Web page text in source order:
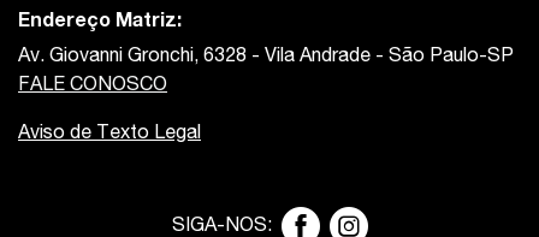
Endereço Matriz:
Av. Giovanni Gronchi, 6328 - Vila Andrade - São Paulo-SP
FALE CONOSCO
Aviso de Texto Legal
SIGA-NOS: